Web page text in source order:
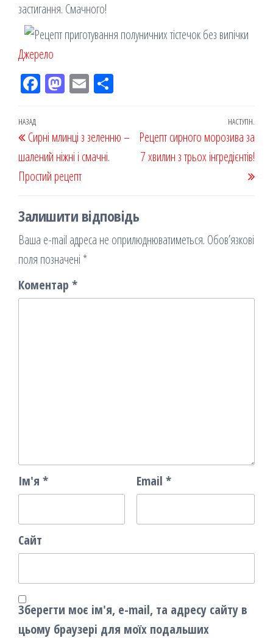
застигання. Смачного!
Джерело
Fac
k
M
on
Em
ис
Навігація
записів
Попередній
запис
НАЗАД
Сирні млинці з зеленню –
шалений ніжні і смачні.
Простий рецепт
НАСТУПН.
Рецепт сирного морозива за
7 хвилин з трьох інгредієнтів!
Залишити відповідь
Ваша e-mail адреса не оприлюднюватиметься. Обов’язкові
поля позначені *
Коментар *
Ім'я * Email *
Сайт
Зберегти моє ім'я, e-mail, та адресу сайту в
цьому браузері для моїх подальших